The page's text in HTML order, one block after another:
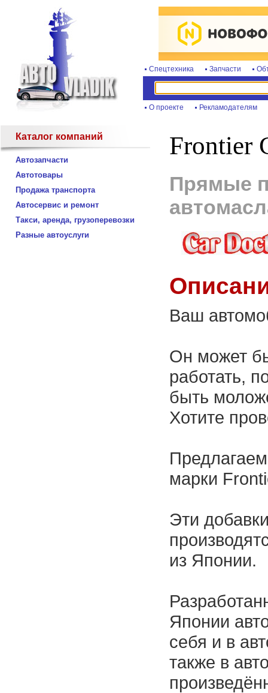
Спецтехника Запчасти
О проекте Рекламодателям
Каталог компаний
Автозапчасти
Автотовары
Продажа транспорта
Автосервис и ремонт
Такси, аренда, грузоперевозки
Разные автоуслуги
Frontier
Прямые
Ваш
Он может
работать,
быть
Хотите
марки
Эти
из Японии.
Японии
себя и в
также в